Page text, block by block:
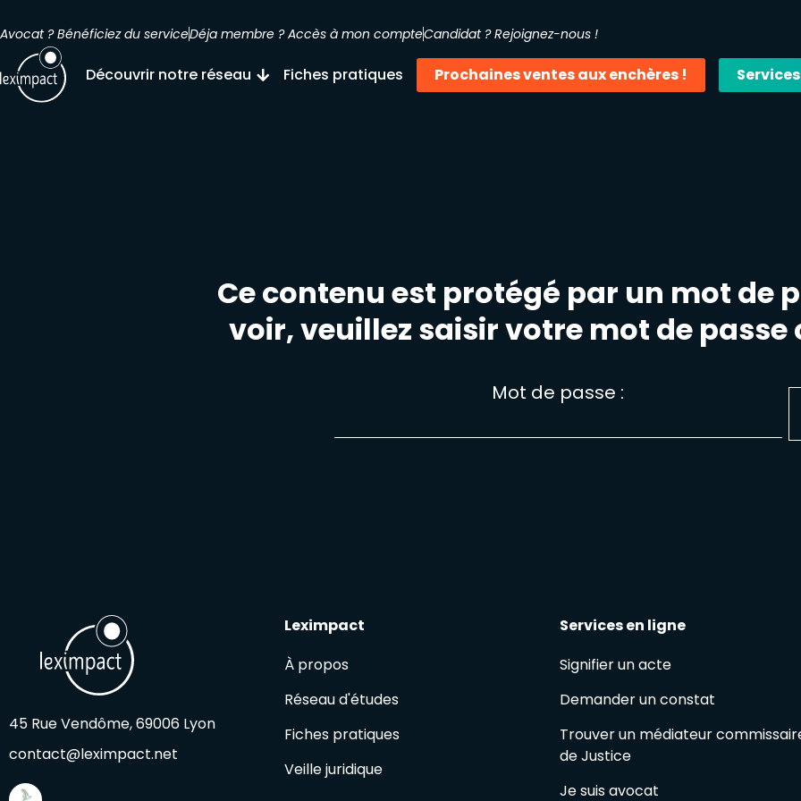
Avocat ? Bénéficiez du serviceDéja membre ? Accès à mon compteCandidat ? Rejoignez-nous !
Découvrir notre réseau Fiches pratiques Prochaines ventes aux enchères !
Ce contenu est protégé par un mot de
voir, veuillez saisir votre mot de passe
Mot de passe :
45 Rue Vendôme, 69006 Lyon
contact@leximpact.net
Leximpact
À propos
Réseau d'études
Fiches pratiques
Veille juridique
Services en ligne
Signifier un acte
Demander un constat
Trouver un médiateur
de Justice
Je suis avocat